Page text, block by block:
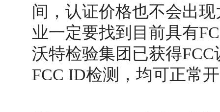
间，认证价格也不会出
业一定要找到目前具有
沃特检验集团已获得
FCC ID检测，均可正常